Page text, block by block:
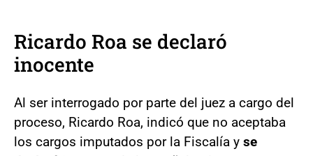
Ricardo Roa se declaró
inocente
Al ser interrogado por parte del juez a cargo del
proceso, Ricardo Roa, indicó que no aceptaba
los cargos imputados por la Fiscalía y se